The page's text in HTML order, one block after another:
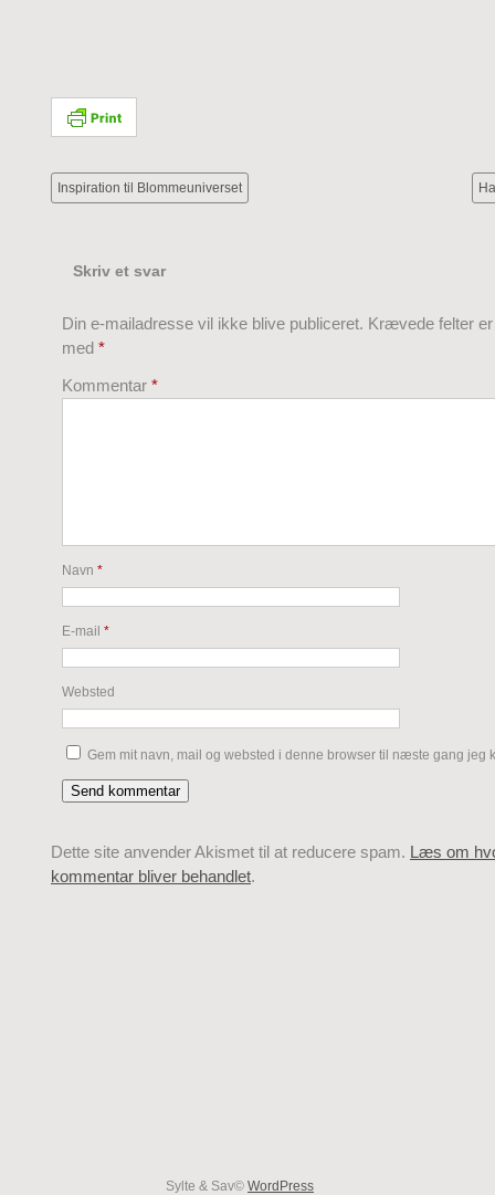
Inspiration til Blommeuniverset
Skriv et svar
Din e-mailadresse vil ikke blive publiceret. Krævede felter
med *
Kommentar *
Navn *
E-mail *
Websted
Gem mit navn, mail og websted i denne browser til næste gang jeg
Dette site anvender Akismet til at reducere spam. Læs om
kommentar bliver behandlet.
Sylte & Sav© WordPress